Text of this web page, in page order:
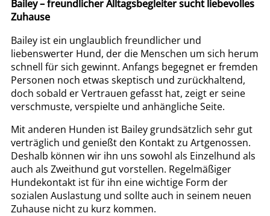
Bailey – freundlicher Alltagsbegleiter sucht liebevolles
Zuhause
Bailey ist ein unglaublich freundlicher und
liebenswerter Hund, der die Menschen um sich herum
schnell für sich gewinnt. Anfangs begegnet er fremden
Personen noch etwas skeptisch und zurückhaltend,
doch sobald er Vertrauen gefasst hat, zeigt er seine
verschmuste, verspielte und anhängliche Seite.
Mit anderen Hunden ist Bailey grundsätzlich sehr gut
verträglich und genießt den Kontakt zu Artgenossen.
Deshalb können wir ihn uns sowohl als Einzelhund als
auch als Zweithund gut vorstellen. Regelmäßiger
Hundekontakt ist für ihn eine wichtige Form der
sozialen Auslastung und sollte auch in seinem neuen
Zuhause nicht zu kurz kommen.